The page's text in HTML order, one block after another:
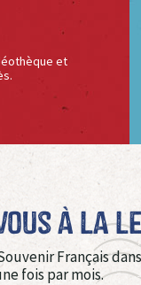
et
à La
Français
fois par mois.